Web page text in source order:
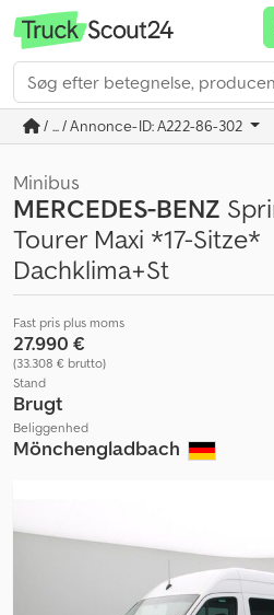
/ ... / Annonce-ID: A222-86-302
Minibus
MERCEDES-BENZ
Tourer Maxi *17-Sitze*
Dachklima+St
Fast pris plus moms
27.990 €
(33.308 € brutto)
Stand
Brugt
Beliggenhed
Mönchengladbach